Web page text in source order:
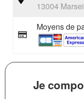
13004
Moyens de
Je